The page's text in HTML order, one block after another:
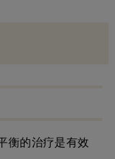
衡的治疗是有效